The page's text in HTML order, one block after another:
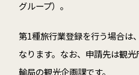
グループ）。
第1種旅行業登録を行う場合は
なります。なお、申請先は観
輸局の観光企画課です。